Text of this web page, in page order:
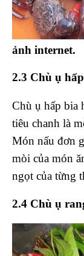
ảnh internet.
2.3 Chù ụ
Chù ụ hấp bia
tiêu chanh là
Món nấu đơn
mòi của món
ngọt của từng
2.4 Chù ụ